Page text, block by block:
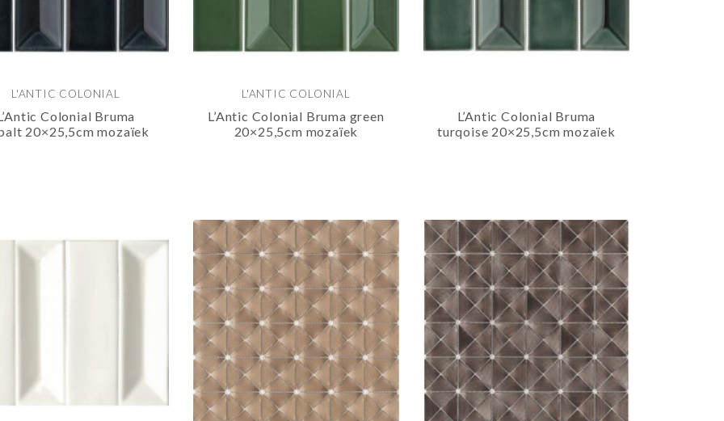
L'ANTIC COLONIAL
Colonial Bruma
20×25,5cm mozaïek
L'ANTIC COLONIAL
L’Antic Colonial Bruma green
20×25,5cm mozaïek
L’Antic Colonial Bruma
turqoise 20×25,5cm mozaïek